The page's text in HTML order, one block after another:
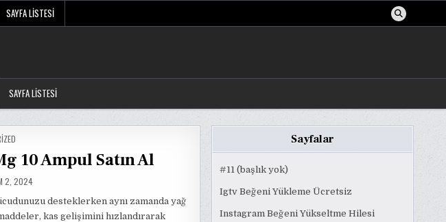
SAYFA LISTESI
SAYFA LISTESI
10 Ampul Satın Al
2, 2024
desteklerken aynı zamanda yağ
kas gelişimini hızlandırarak
Sayfalar
#11 (başlık yok)
Igtv Beğeni Yükleme Ücretsiz
Instagram Beğeni Yükseltme Hilesi